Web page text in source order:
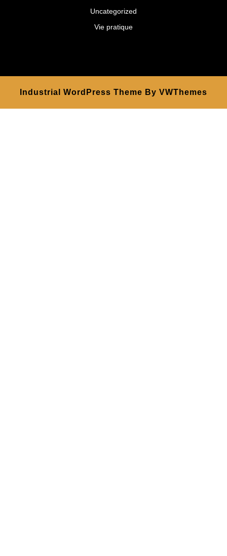
Uncategorized
Vie pratique
Industrial WordPress Theme By VWThemes